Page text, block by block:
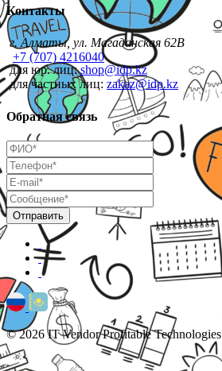
Контакты
г. Алматы, ул. Магаданская 62В
+7 (707) 4216040
для юр. лиц:shop@idp.kz
для частных лиц: zakaz@idp.kz
Обратная связь
© 2026 IT Vendor Profitable Technologies